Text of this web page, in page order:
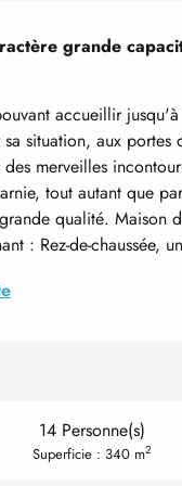
grande
accueillir
situation, aux portes
des merveilles
tout autant que
qualité. Maison
: Rez-de-chaussée,
14 Personne(s)
Superficie : 340 m2